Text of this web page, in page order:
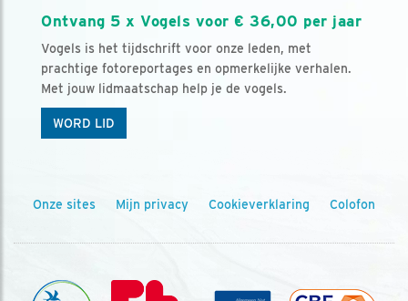
Ontvang 5 x Vogels voor € 36,00 per jaar
Vogels is het tijdschrift voor onze leden, met
prachtige fotoreportages en opmerkelijke verhalen.
Met jouw lidmaatschap help je de vogels.
WORD LID
Onze sites Mijn privacy Cookieverklaring Colofon